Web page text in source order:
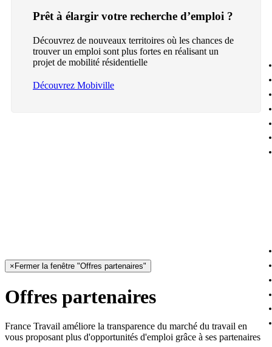
Prêt à élargir votre recherche d’emploi ?
Découvrez de nouveaux territoires où les chances de
trouver un emploi sont plus fortes en réalisant un
projet de mobilité résidentielle
Découvrez Mobiville
× Fermer la fenêtre "Offres partenaires"
Offres partenaires
France Travail améliore la transparence du marché du travail en
vous proposant plus d'opportunités d'emploi grâce à ses partenaires